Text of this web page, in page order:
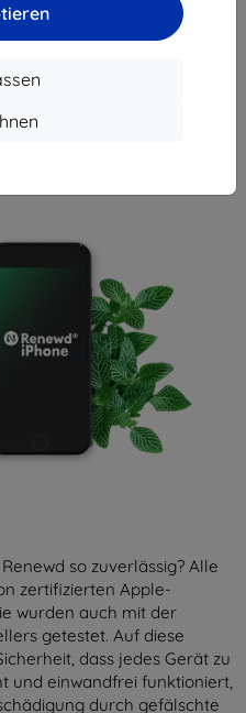
iPhones, die sich
ähnliche Lösungen
so zuverlässig? Alle
zertifizierten Apple-
wurden auch mit der
getestet. Auf diese
dass jedes Gerät zu
und einwandfrei funktioniert,
durch gefälschte